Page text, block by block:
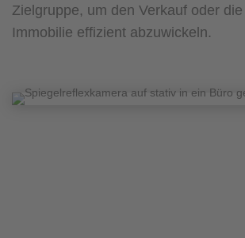
Zielgruppe, um den Verkauf oder
Immobilie effizient abzuwickeln.